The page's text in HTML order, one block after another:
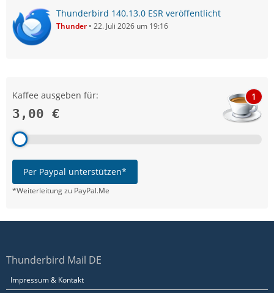
Thunderbird 140.13.0 ESR veröffentlicht
Thunder 22. Juli 2026 um 19:16
Kaffee ausgeben für:
3,00 €
1
Per Paypal unterstützen*
*Weiterleitung zu PayPal.Me
Thunderbird Mail DE
Impressum & Kontakt